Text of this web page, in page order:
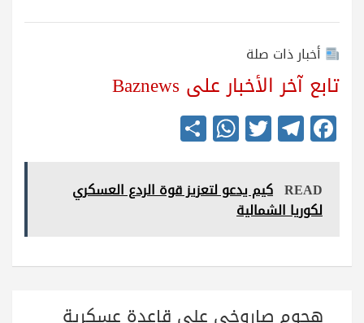
أخبار ذات صلة
تابع آخر الأخبار على Baznews
Fa
ce
bo
ok
Te
le
gr
a
m
T
wi
tte
r
W
ha
ts
A
re READ كيم يدعو لتعزيز قوة الردع العسكري
لكوريا الشمالية